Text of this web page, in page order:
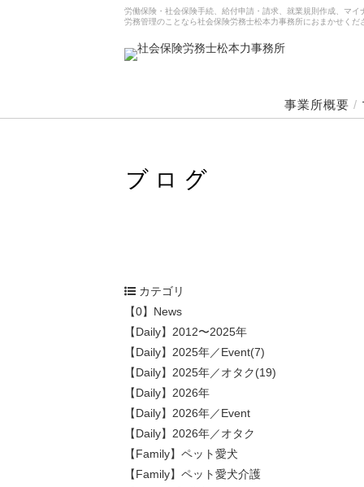
労働保険・社会保険手続、給付申請・請求、就業規則作成、マ
労務管理のことなら社会保険労務士松本力事務所におまかせくだ
事業所概要 /
カテゴリ
【0】News
【Daily】2012〜2025年
【Daily】2025年／Event(7)
【Daily】2025年／オタク(19)
【Daily】2026年
【Daily】2026年／Event
【Daily】2026年／オタク
【Family】ペット愛犬
【Family】ペット愛犬介護